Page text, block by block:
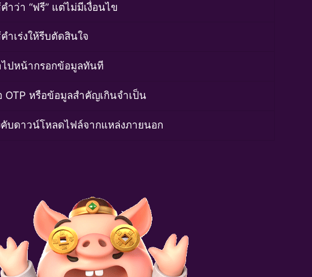
ำว่า “ฟรี” แต่ไม่มีเงื่อนไข
ำเร่งให้รีบตัดสินใจ
ปหน้ากรอกข้อมูลทันที
OTP หรือข้อมูลสำคัญเกินจำเป็น
บดาวน์โหลดไฟล์จากแหล่งภายนอก